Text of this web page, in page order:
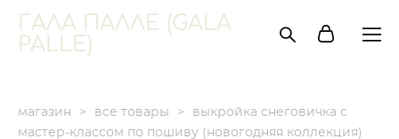
ГАЛА ПАЛЛЕ (GALA
PALLE)
магазин > все товары >
выкройка снеговичка с
мастер-классом по пошиву (новогодняя коллекция)